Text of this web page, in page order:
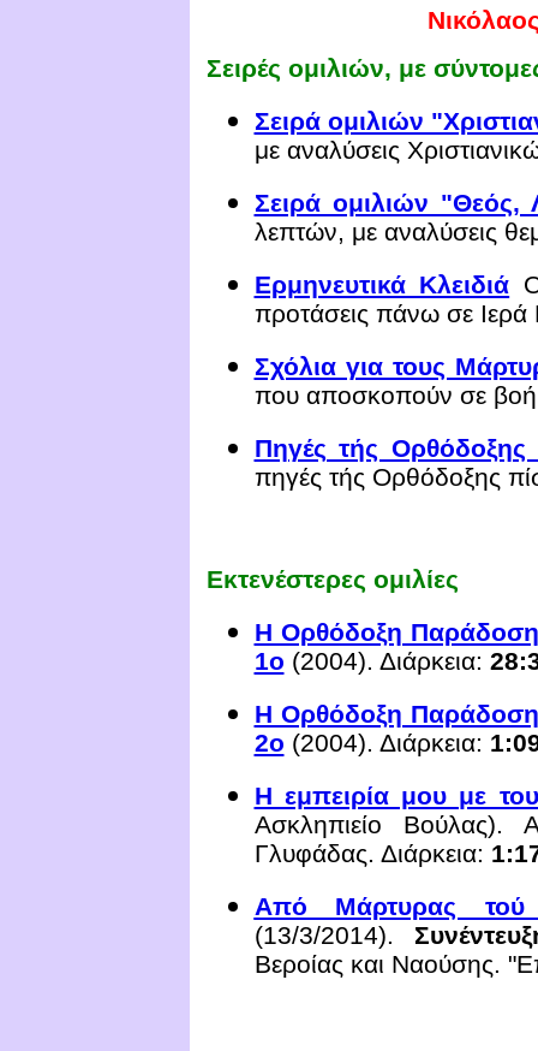
Σειρές ομιλιών, με
Σειρά ομιλιών
με αναλύσεις
Σειρά ομιλιών "Θεός,
λεπτών, με αναλύσεις
Ερμηνευτικά Κλειδιά
προτάσεις πάνω σε Ιερά
Σχόλια για τους
που αποσκοπούν σε
Πηγές τής Ορθόδοξης
πηγές τής Ορθόδοξης
Εκτενέστερες ομιλίες
Η Ορθόδοξη Παράδοση
1ο (2004). Διάρκεια:
Η Ορθόδοξη Παράδοση
2ο (2004). Διάρκεια:
Η εμπειρία μου με
Ασκληπιείο Βούλας).
Γλυφάδας. Διάρκεια:
Από Μάρτυρας τού
(13/3/2014).
Βεροίας και Ναούσης.